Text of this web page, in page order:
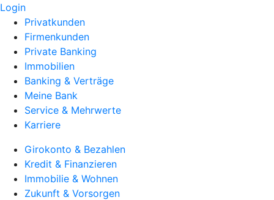
Login
Privatkunden
Firmenkunden
Private Banking
Immobilien
Banking & Verträge
Meine Bank
Service & Mehrwerte
Karriere
Girokonto & Bezahlen
Kredit & Finanzieren
Immobilie & Wohnen
Zukunft & Vorsorgen